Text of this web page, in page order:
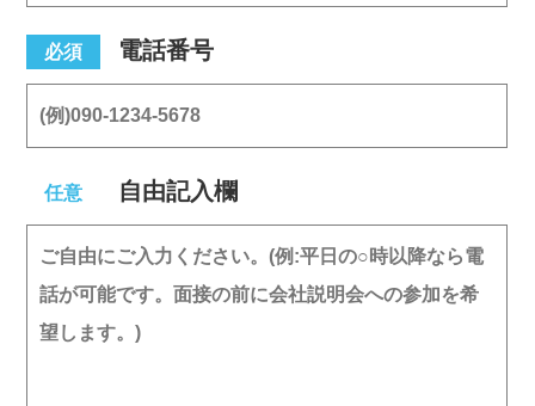
必須 電話番号
任意 自由記入欄